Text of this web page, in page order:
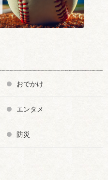
おでかけ
エンタメ
防災